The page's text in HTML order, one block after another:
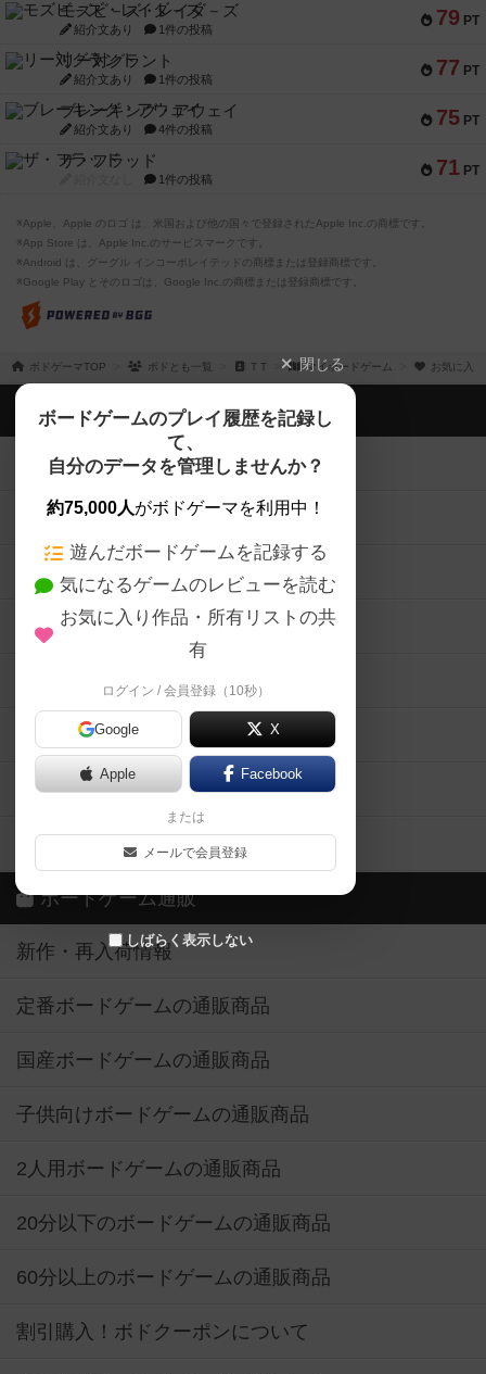
79 PT
モズビ－ズ・レイダ－ズ
紹介文あり 1件の投稿
77 PT
リー対グラント
紹介文あり 1件の投稿
75 PT
ブレーキング・アウェイ
紹介文あり 4件の投稿
71 PT
ザ・フラッド
1件の投稿
※Apple、Apple のロゴ は、米国および他の国々で登録されたApple Inc.の商標です。
※App Store は、Apple Inc.のサービスマークです。
※Android は、グーグル インコーポレイテッドの商標または登録商標です。
※Google Play とそのロゴは、Google Inc.の商標または登録商標です。
ボドゲーマTOP ボドとも一覧 T T マイボードゲーム お気に入
閉じる
ボードゲームのプレイ履歴を記録し
て、
自分のデータを管理しませんか？
約75,000人がボドゲーマを利用中！
遊んだボードゲームを記録する
気になるゲームのレビューを読む
お気に入り作品・所有リストの共
有
ログイン / 会員登録（10秒）
Google X
Apple Facebook
または
メールで会員登録
しばらく表示しない
ボドゲーマTOP
ボードゲームを検索する
ボードゲームの新着レビュー
ボードゲーム会情報
メカニクス特集
掲示板・トピックス
ボドとも・会員一覧
ボードゲーム業界コラム
ボドゲーマご利用案内
ボードゲーム通販
新作・再入荷情報
定番ボードゲームの通販商品
国産ボードゲームの通販商品
子供向けボードゲームの通販商品
2人用ボードゲームの通販商品
20分以下のボードゲームの通販商品
60分以上のボードゲームの通販商品
割引購入！ボドクーポンについて